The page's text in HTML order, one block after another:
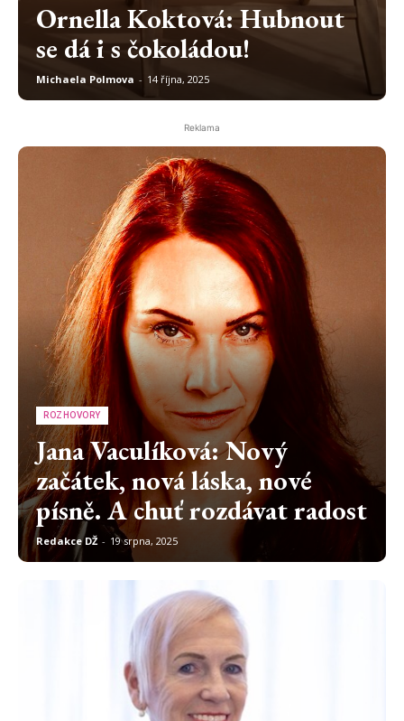
Ornella Koktová: Hubnout
se dá i s čokoládou!
Michaela Polmova - 14 října, 2025
Reklama
ROZHOVORY
Jana Vaculíková: Nový
začátek, nová láska, nové
písně. A chuť rozdávat radost
Redakce DŽ - 19 srpna, 2025